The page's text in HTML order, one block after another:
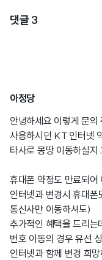
댓글 3
아정당
안녕하세요 이렇게 문
사용하시던 KT 인터넷
타사로 몽땅 이동하실지
휴대폰 약정도 만료되어
인터넷과 변경시 휴대폰
통신사만 이동하셔도)
추가적인 혜택을 드리는
번호 이동의 경우 유선
인터넷과 함께 변경 희